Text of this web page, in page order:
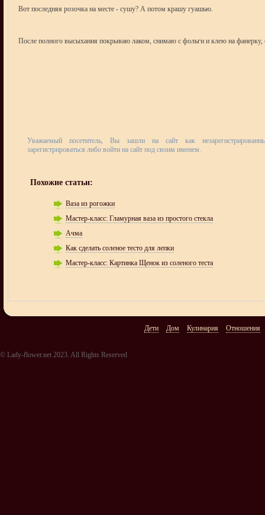
Вот последняя розочка на месте - сушу? А потом крашу гуашью.
После полного высыхания покрываю лаком, снимаю с фольги и клею на
Уважаемый посетитель, Вы зашли на сайт как
зарегистрироваться либо войти на сайт под своим именем.
Похожие статьи:
Ваза из рогожки
Мастер-класс: Гламурная ваза из простого стекла
Ачма
Как сделать соленое тесто для лепки
Мастер-класс: Картинка Щенок из соленого теста
Дети Дом Кулинария Отношения
© Lady-flower.net 2023. All Rights Reserved